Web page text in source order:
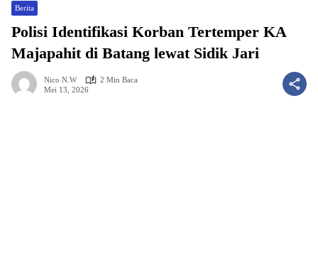
Berita
Polisi Identifikasi Korban Tertemper KA
Majapahit di Batang lewat Sidik Jari
Nico N.W
2 Min Baca
Mei 13, 2026